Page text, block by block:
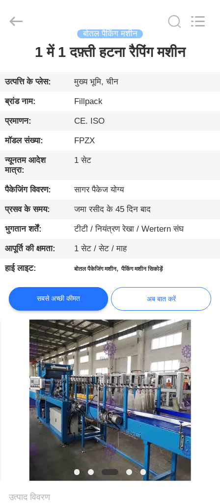
उत्पादों
हमारे
कारखाना
भ्रमण
गुणवत्ता
नियंत्रण
संपर्क
करें
समाचार
साइटमैप
गोपनीयता
PACK
Machinery
बोतल पैकिंग मशीन
1 में 1 दफ़्ती हटना रैपिंग मशीन
उत्पत्ति के प्लेस: मुख्य भूमि, चीन
ब्रांड नाम: Fillpack
प्रमाणन: CE. ISO
मॉडल संख्या: FPZX
न्यूनतम आदेश
मात्रा:
1 सेट
पैकेजिंग विवरण: सागर पैकेज योग्य
प्रसव के समय: जमा रसीद के 45 दिन बाद
भुगतान शर्तें: टीटी / नियंत्रण रेखा / Wertern संघ
आपूर्ति की क्षमता: 1 सेट / सेट / माह
हाई लाइट: बोतल पैकेजिंग मशीन,पैकिंग मशीन सिकोड़ें
सबसे अच्छी कीमत अब बात करें
उत्पाद विवरण